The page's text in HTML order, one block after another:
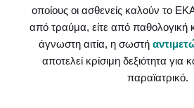
οποίους οι ασθενείς καλούν το
από τραύμα, είτε από παθολογική
άγνωστη αιτία, η σωστή
αποτελεί κρίσιμη δεξιότητα για
παραϊατρικό.